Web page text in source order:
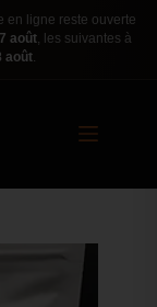
en ligne reste ouverte
7 août, les suivantes à
août.